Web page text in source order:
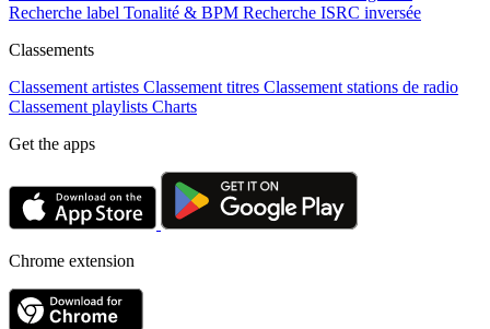
Recherche label Tonalité & BPM Recherche ISRC inversée
Classements
Classement artistes Classement titres Classement stations de radio
Classement playlists Charts
Get the apps
Chrome extension